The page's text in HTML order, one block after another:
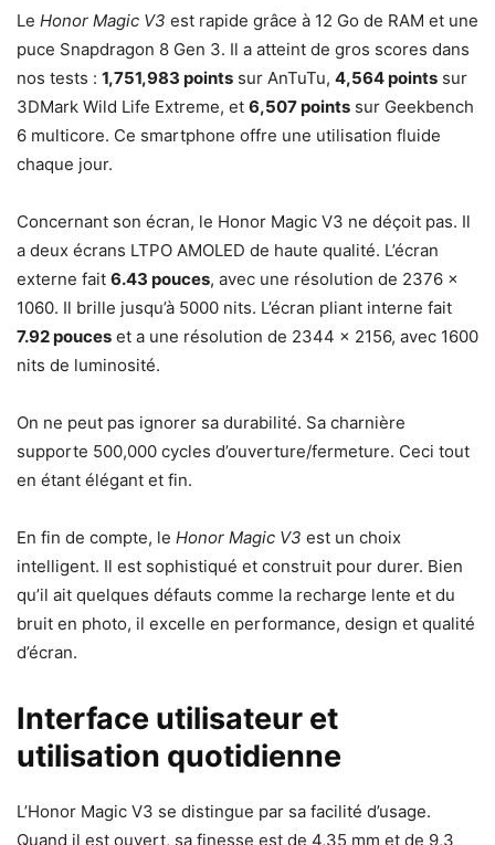
Le Honor Magic V3 est rapide grâce à 12 Go de RAM et une
puce Snapdragon 8 Gen 3. Il a atteint de gros scores dans
nos tests : 1,751,983 points sur AnTuTu, 4,564 points sur
3DMark Wild Life Extreme, et 6,507 points sur Geekbench
6 multicore. Ce smartphone offre une utilisation fluide
chaque jour.
Concernant son écran, le Honor Magic V3 ne déçoit pas. Il
a deux écrans LTPO AMOLED de haute qualité. L’écran
externe fait 6.43 pouces, avec une résolution de 2376 x
1060. Il brille jusqu’à 5000 nits. L’écran pliant interne fait
7.92 pouces et a une résolution de 2344 x 2156, avec 1600
nits de luminosité.
On ne peut pas ignorer sa durabilité. Sa charnière
supporte 500,000 cycles d’ouverture/fermeture. Ceci tout
en étant élégant et fin.
En fin de compte, le Honor Magic V3 est un choix
intelligent. Il est sophistiqué et construit pour durer. Bien
qu’il ait quelques défauts comme la recharge lente et du
bruit en photo, il excelle en performance, design et qualité
d’écran.
Interface utilisateur et
utilisation quotidienne
L’Honor Magic V3 se distingue par sa facilité d’usage.
Quand il est ouvert, sa finesse est de 4,35 mm et de 9,3